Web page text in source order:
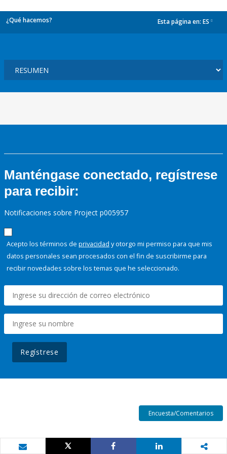
¿Qué hacemos? Esta página en: ES
Manténgase conectado, regístrese
para recibir:
Notificaciones sobre Project p005957
Acepto los términos de privacidad y otorgo mi permiso para que mis
datos personales sean procesados con el fin de suscribirme para
recibir novedades sobre los temas que he seleccionado.
Regístrese
Encuesta/Comentarios